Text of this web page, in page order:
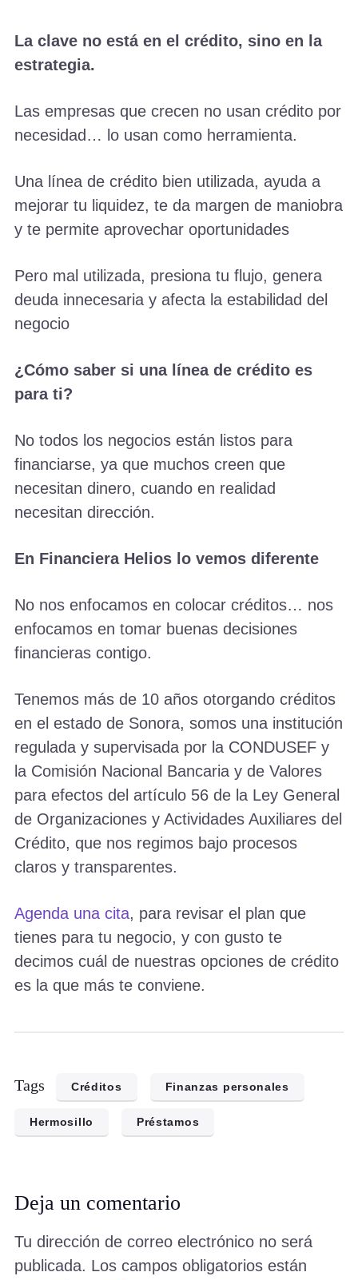
La clave no está en el crédito, sino en la
estrategia.
Las empresas que crecen no usan crédito por
necesidad… lo usan como herramienta.
Una línea de crédito bien utilizada, ayuda a
mejorar tu liquidez, te da margen de maniobra
y te permite aprovechar oportunidades
Pero mal utilizada, presiona tu flujo, genera
deuda innecesaria y afecta la estabilidad del
negocio
¿Cómo saber si una línea de crédito es
para ti?
No todos los negocios están listos para
financiarse, ya que muchos creen que
necesitan dinero, cuando en realidad
necesitan dirección.
En Financiera Helios lo vemos diferente
No nos enfocamos en colocar créditos… nos
enfocamos en tomar buenas decisiones
financieras contigo.
Tenemos más de 10 años otorgando créditos
en el estado de Sonora, somos una institución
regulada y supervisada por la CONDUSEF y
la Comisión Nacional Bancaria y de Valores
para efectos del artículo 56 de la Ley General
de Organizaciones y Actividades Auxiliares del
Crédito, que nos regimos bajo procesos
claros y transparentes.
Agenda una cita, para revisar el plan que
tienes para tu negocio, y con gusto te
decimos cuál de nuestras opciones de crédito
es la que más te conviene.
Tags Créditos Finanzas personales
Hermosillo Préstamos
Deja un comentario
Tu dirección de correo electrónico no será
publicada. Los campos obligatorios están